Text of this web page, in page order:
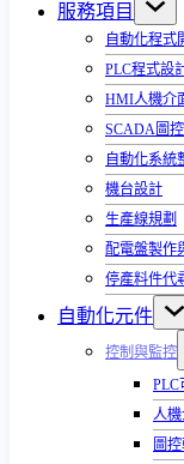
服務項目
自動化程式
PLC程式設
HMI人機介
SCADA圖
自動化系統
機台設計
生產線規劃
配電盤製作
停產料件代
自動化元件
控制與監控
PLC
人
圖